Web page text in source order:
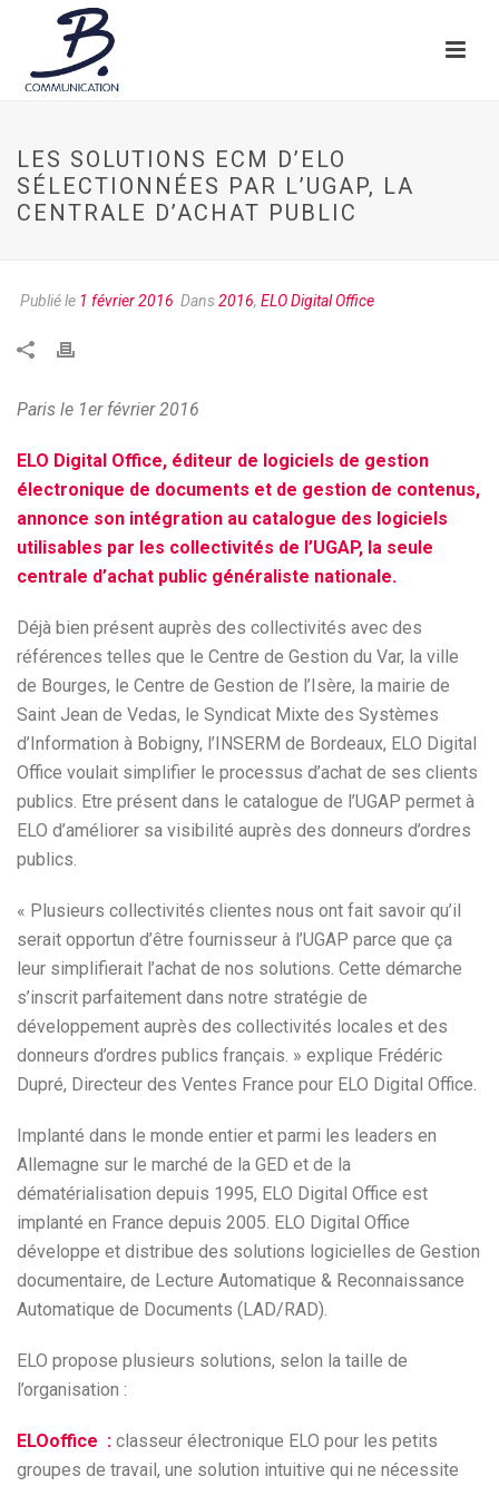
LES SOLUTIONS ECM D’ELO
SÉLECTIONNÉES PAR L’UGAP, LA
CENTRALE D’ACHAT PUBLIC
Publié le 1 février 2016 Dans2016, ELO Digital Office
Paris le 1er février 2016
ELO Digital Office, éditeur de logiciels de gestion
électronique de documents et de gestion de contenus,
annonce son intégration au catalogue des logiciels
utilisables par les collectivités de l’UGAP, la seule
centrale d’achat public généraliste nationale.
Déjà bien présent auprès des collectivités avec des
références telles que le Centre de Gestion du Var, la ville
de Bourges, le Centre de Gestion de l’Isère, la mairie de
Saint Jean de Vedas, le Syndicat Mixte des Systèmes
d’Information à Bobigny, l’INSERM de Bordeaux, ELO Digital
Office voulait simplifier le processus d’achat de ses clients
publics. Etre présent dans le catalogue de l’UGAP permet à
ELO d’améliorer sa visibilité auprès des donneurs d’ordres
publics.
« Plusieurs collectivités clientes nous ont fait savoir qu’il
serait opportun d’être fournisseur à l’UGAP parce que ça
leur simplifierait l’achat de nos solutions. Cette démarche
s’inscrit parfaitement dans notre stratégie de
développement auprès des collectivités locales et des
donneurs d’ordres publics français. » explique Frédéric
Dupré, Directeur des Ventes France pour ELO Digital Office.
Implanté dans le monde entier et parmi les leaders en
Allemagne sur le marché de la GED et de la
dématérialisation depuis 1995, ELO Digital Office est
implanté en France depuis 2005. ELO Digital Office
développe et distribue des solutions logicielles de Gestion
documentaire, de Lecture Automatique & Reconnaissance
Automatique de Documents (LAD/RAD).
ELO propose plusieurs solutions, selon la taille de
l’organisation :
ELOoffice : classeur électronique ELO pour les petits
groupes de travail, une solution intuitive qui ne nécessite